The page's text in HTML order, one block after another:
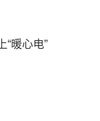
“暖心电”